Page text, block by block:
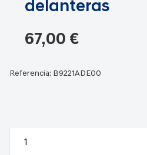
delanteras
67,00 €
Referencia: B9221ADE00
galería
imágenes